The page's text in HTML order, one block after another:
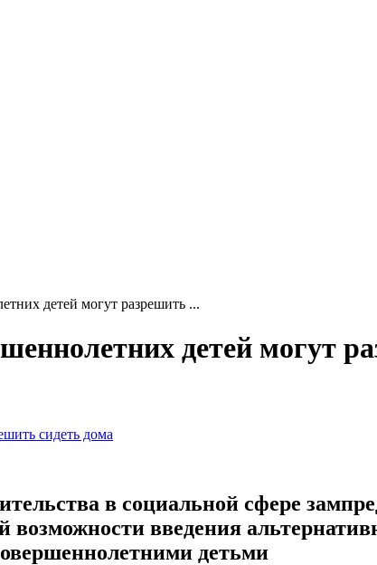
детей могут разрешить ...
детей могут
в социальной сфере
возможности введения
детьми